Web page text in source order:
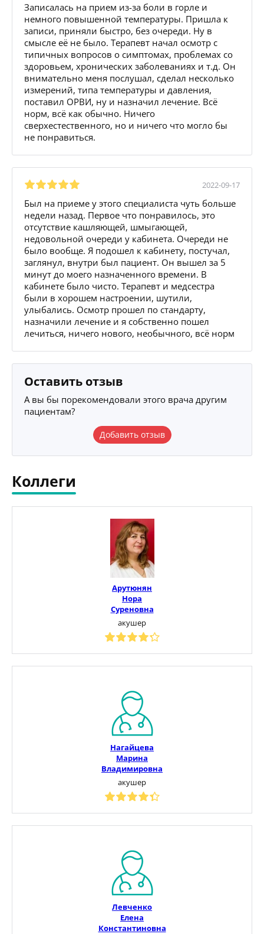
Записалась на прием из-за боли в горле и
немного повышенной температуры. Пришла к
записи, приняли быстро, без очереди. Ну в
смысле её не было. Терапевт начал осмотр с
типичных вопросов о симптомах, проблемах со
здоровьем, хронических заболеваниях и т.д. Он
внимательно меня послушал, сделал несколько
измерений, типа температуры и давления,
поставил ОРВИ, ну и назначил лечение. Всё
норм, всё как обычно. Ничего
сверхестественного, но и ничего что могло бы
не понравиться.
2022-09-17
Был на приеме у этого специалиста чуть больше
недели назад. Первое что понравилось, это
отсутствие кашляющей, шмыгающей,
недовольной очереди у кабинета. Очереди не
было вообще. Я подошел к кабинету, постучал,
заглянул, внутри был пациент. Он вышел за 5
минут до моего назначенного времени. В
кабинете было чисто. Терапевт и медсестра
были в хорошем настроении, шутили,
улыбались. Осмотр прошел по стандарту,
назначили лечение и я собственно пошел
лечиться, ничего нового, необычного, всё норм
Оставить отзыв
А вы бы порекомендовали этого врача другим
пациентам?
Добавить отзыв
Коллеги
Арутюнян
Нора
Суреновна
акушер
Нагайцева
Марина
Владимировна
акушер
Левченко
Елена
Константиновна